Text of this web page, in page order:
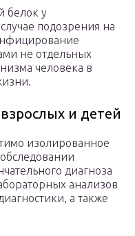
белок у
подозрения на
не отдельных
человека в
и детей
изолированное
диагноза
анализов
а также